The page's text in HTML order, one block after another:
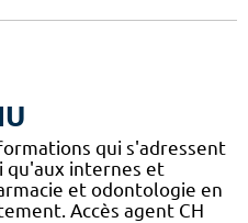
qui s'adressent
qu'aux internes et
et odontologie en
Accès agent CH